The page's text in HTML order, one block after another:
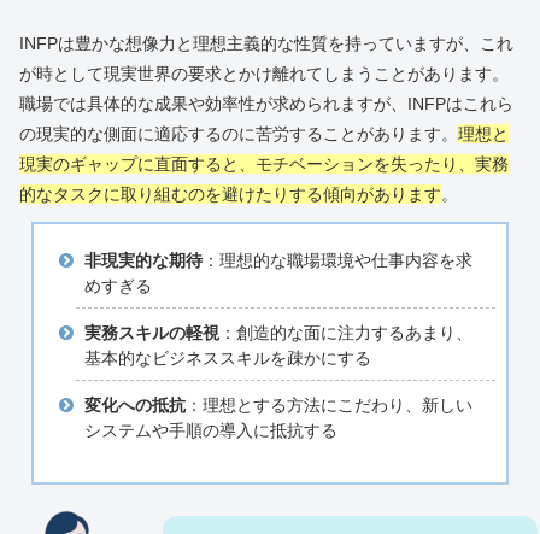
INFPは豊かな想像力と理想主義的な性質を持っていますが、これ
が時として現実世界の要求とかけ離れてしまうことがあります。
職場では具体的な成果や効率性が求められますが、INFPはこれら
の現実的な側面に適応するのに苦労することがあります。 理想と
現実のギャップに直面すると、モチベーションを失ったり、実務
的なタスクに取り組むのを避けたりする傾向があります。
非現実的な期待：理想的な職場環境や仕事内容を求
めすぎる
実務スキルの軽視：創造的な面に注力するあまり、
基本的なビジネススキルを疎かにする
変化への抵抗：理想とする方法にこだわり、新しい
システムや手順の導入に抵抗する